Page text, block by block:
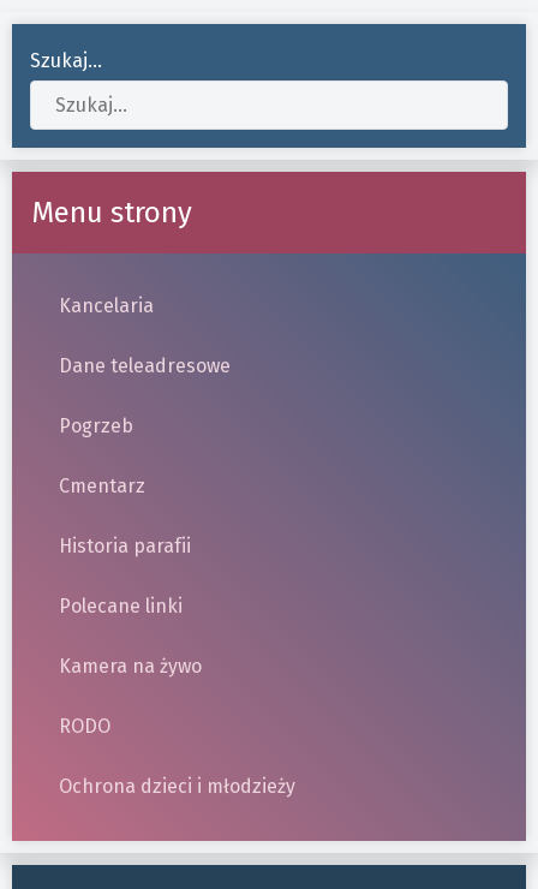
Szukaj...
Menu strony
Kancelaria
Dane teleadresowe
Pogrzeb
Cmentarz
Historia parafii
Polecane linki
Kamera na żywo
RODO
Ochrona dzieci i młodzieży